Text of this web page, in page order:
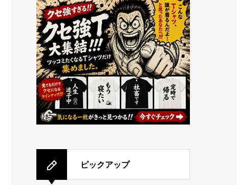
ピックアップ